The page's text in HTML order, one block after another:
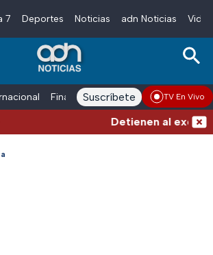
7 Deportes Noticias adn Noticias
Finanzas adn Noticias Radio
Suscríbete TV En Vivo
Detienen al